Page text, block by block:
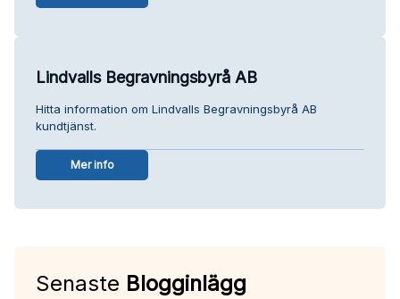
Lindvalls Begravningsbyrå AB
Hitta information om Lindvalls Begravningsbyrå AB
kundtjänst.
Mer info
Senaste Blogginlägg